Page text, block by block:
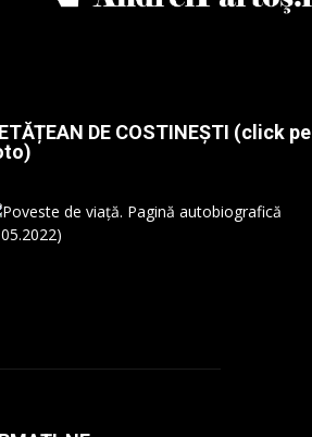
DE COSTINEȘTI (click pe